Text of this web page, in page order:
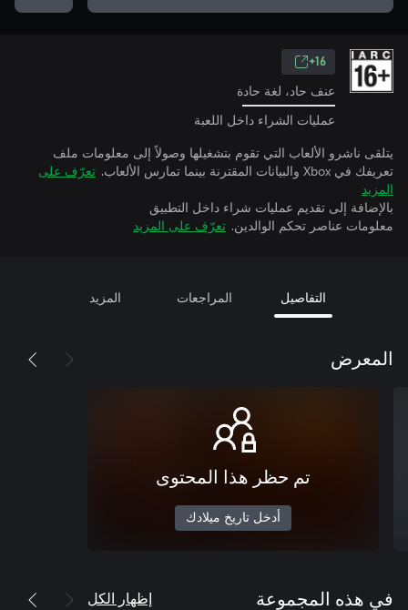
16+
عنف حاد، لغة حادة
عمليات الشراء داخل اللعبة
يتلقى ناشرو الألعاب التي تقوم بتشغيلها وصولاً إلى معلومات ملف
تعريفك في Xbox والبيانات المقترنة بينما تمارس الألعاب.
تعرّف على
المزيد
بالإضافة إلى تقديم عمليات شراء داخل التطبيق
معلومات عناصر تحكم الوالدين. تعرّف على المزيد
التفاصيل المراجعات المزيد
المعرض
تم حظر هذا المحتوى
أدخل تاريخ ميلادك
في هذه المجموعة إظهار الكل